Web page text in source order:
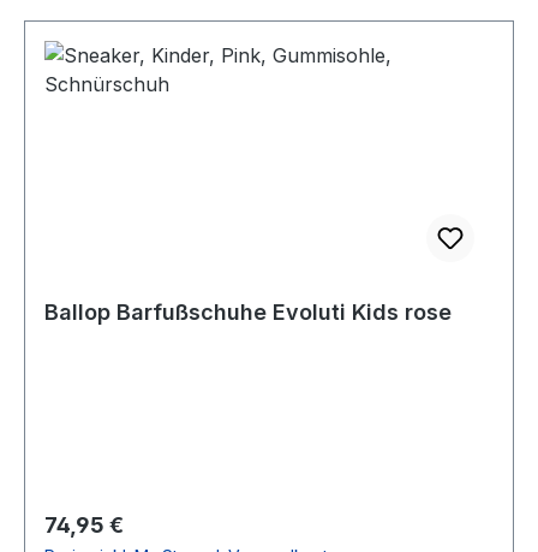
Ballop Barfußschuhe Evoluti Kids rose
Regulärer Preis:
74,95 €